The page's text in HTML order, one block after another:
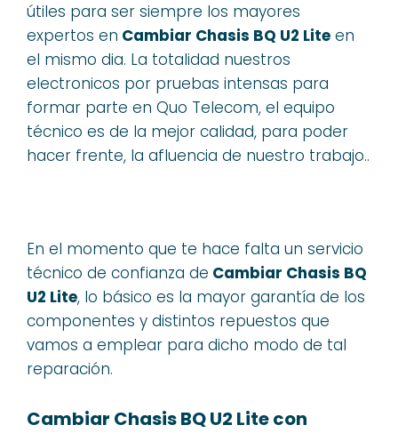
útiles para ser siempre los mayores
expertos en Cambiar Chasis BQ U2 Lite en
el mismo dia. La totalidad nuestros
electronicos por pruebas intensas para
formar parte en Quo Telecom, el equipo
técnico es de la mejor calidad, para poder
hacer frente, la afluencia de nuestro trabajo..
En el momento que te hace falta un servicio
técnico de confianza de Cambiar Chasis BQ
U2 Lite, lo básico es la mayor garantía de los
componentes y distintos repuestos que
vamos a emplear para dicho modo de tal
reparación.
Cambiar Chasis BQ U2 Lite con